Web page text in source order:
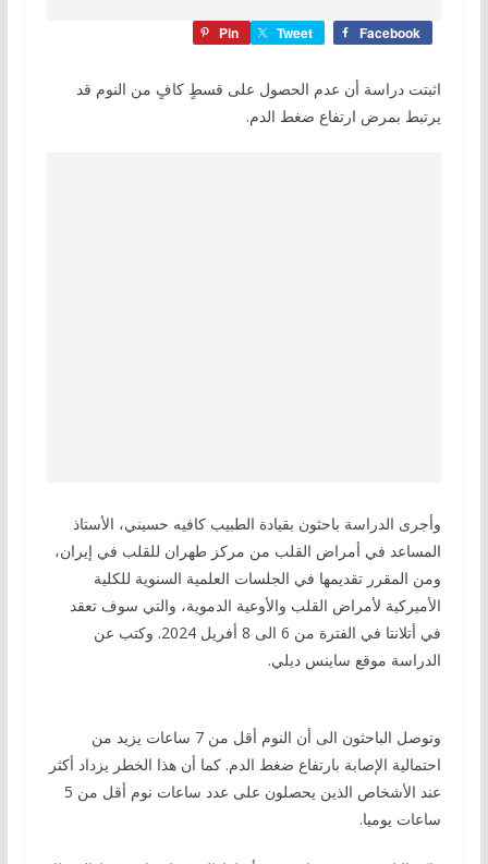
Facebook
Tweet
Pin
اثبتت دراسة أن عدم الحصول على قسطٍ كافٍ من النوم قد
يرتبط بمرض ارتفاع ضغط الدم.
وأجرى الدراسة باحثون بقيادة الطبيب كافيه حسيني، الأستاذ
المساعد في أمراض القلب من مركز طهران للقلب في إيران،
ومن المقرر تقديمها في الجلسات العلمية السنوية للكلية
الأميركية لأمراض القلب والأوعية الدموية، والتي سوف تعقد
في أتلانتا في الفترة من 6 الى 8 أفريل 2024. وكتب عن
الدراسة موقع ساينس ديلي.
وتوصل الباحثون الى أن النوم أقل من 7 ساعات يزيد من
احتمالية الإصابة بارتفاع ضغط الدم. كما أن هذا الخطر يزداد أكثر
عند الأشخاص الذين يحصلون على عدد ساعات نوم أقل من 5
ساعات يوميا.